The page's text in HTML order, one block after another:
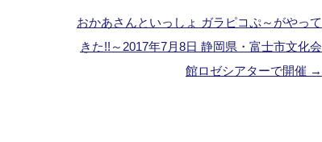
おかあさんといっしょ ガラピコぷ～がやって
きた!!～2017年7月8日 静岡県・富士市文化会
館ロゼシアターで開催 →